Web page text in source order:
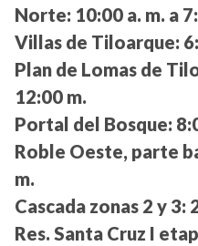
Norte: 10:00 a. m. a
Villas de Tiloarque:
Plan de Lomas de
12:00 m.
Portal del Bosque:
Roble Oeste, parte
m.
Cascada zonas 2 y 3:
Res. Santa Cruz I